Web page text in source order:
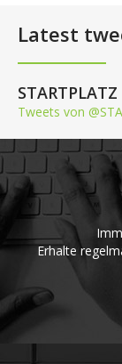
Latest
STARTPLATZ
Tweets von
Erhalte